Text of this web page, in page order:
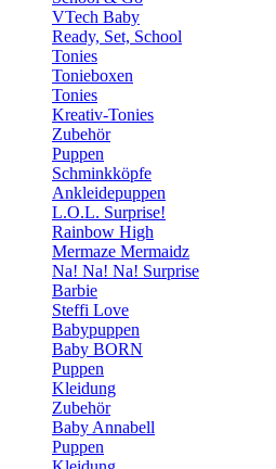
VTech Baby
Ready, Set, School
Tonies
Tonieboxen
Tonies
Kreativ-Tonies
Zubehör
Puppen
Schminkköpfe
Ankleidepuppen
L.O.L. Surprise!
Rainbow High
Mermaze Mermaidz
Na! Na! Na! Surprise
Barbie
Steffi Love
Babypuppen
Baby BORN
Puppen
Kleidung
Zubehör
Baby Annabell
Puppen